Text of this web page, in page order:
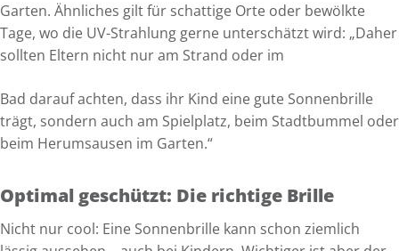
Garten. Ähnliches gilt für schattige Orte oder bewölkte
Tage, wo die UV-Strahlung gerne unterschätzt wird: „Daher
sollten Eltern nicht nur am Strand oder im
Bad darauf achten, dass ihr Kind eine gute Sonnenbrille
trägt, sondern auch am Spielplatz, beim Stadtbummel oder
beim Herumsausen im Garten.“
Optimal geschützt: Die richtige Brille
Nicht nur cool: Eine Sonnenbrille kann schon ziemlich